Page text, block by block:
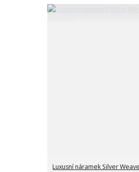
Luxusní náramek Silver